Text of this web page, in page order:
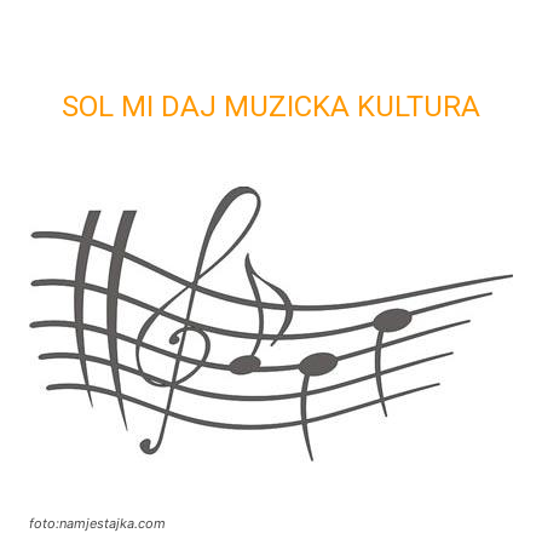
SOL MI DAJ MUZICKA KULTURA
foto:namjestajka.com